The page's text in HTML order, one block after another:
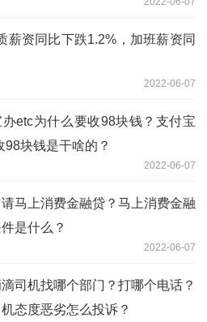
薪资同比下跌1.2%，加班薪资同
2022-06-07
etc为什么要收98块钱？支付宝
98块钱是干啥的？
2022-06-07
马上消费金融贷？马上消费金融
是什么？
2022-06-07
司机找哪个部门？打哪个电话？
态度恶劣怎么投诉？